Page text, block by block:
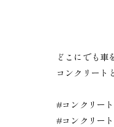
どこにでも車
コンクリート
#コンクリー
#コンクリー